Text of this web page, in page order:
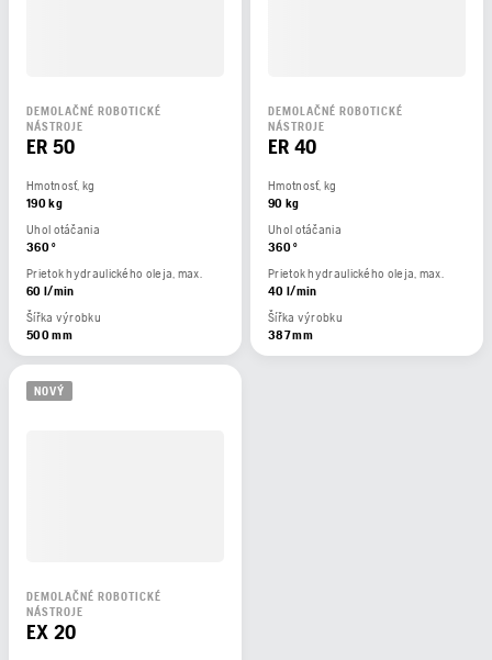
DEMOLAČNÉ ROBOTICKÉ
NÁSTROJE
ER 50
Hmotnosť, kg
190 kg
Uhol otáčania
360 °
Prietok hydraulického oleja, max.
60 l/min
Šířka výrobku
500 mm
DEMOLAČNÉ ROBOTICKÉ
NÁSTROJE
ER 40
Hmotnosť, kg
90 kg
Uhol otáčania
360 °
Prietok hydraulického oleja, max.
40 l/min
Šířka výrobku
387 mm
NOVÝ
DEMOLAČNÉ ROBOTICKÉ
NÁSTROJE
EX 20